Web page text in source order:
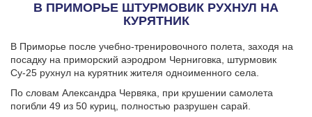
В ПРИМОРЬЕ ШТУРМОВИК РУХНУЛ НА
КУРЯТНИК
В Приморье после учебно-тренировочного полета, заходя на
посадку на приморский аэродром Черниговка, штурмовик
Су-25 рухнул на курятник жителя одноименного села.
По словам Александра Червяка, при крушении самолета
погибли 49 из 50 куриц, полностью разрушен сарай.